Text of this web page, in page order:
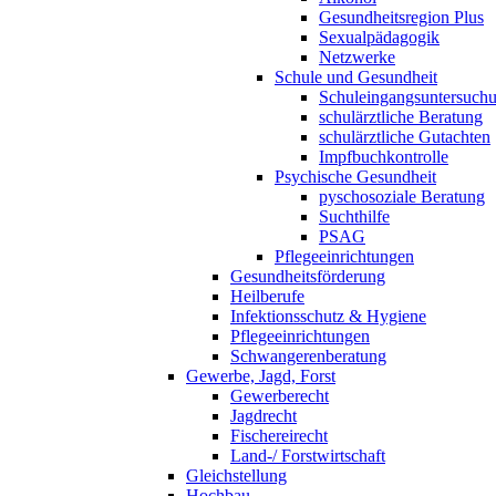
Gesundheitsregion Plus
Sexualpädagogik
Netzwerke
Schule und Gesundheit
schulärztliche Beratung
schulärztliche Gutachten
Impfbuchkontrolle
Psychische Gesundheit
pyschosoziale Beratung
Suchthilfe
PSAG
Pflegeeinrichtungen
Gesundheitsförderung
Heilberufe
Infektionsschutz & Hygiene
Pflegeeinrichtungen
Schwangerenberatung
Gewerbe, Jagd, Forst
Gewerberecht
Jagdrecht
Fischereirecht
Land-/ Forstwirtschaft
Gleichstellung